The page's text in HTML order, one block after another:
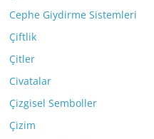
Cephe Giydirme Sistemleri
Çiftlik
Çitler
Civatalar
Çizgisel Semboller
Çizim